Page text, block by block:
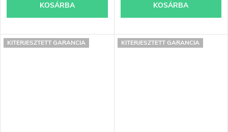
KOSÁRBA KOSÁRBA
KITERJESZTETT GARANCIA KITERJESZTETT GARANCIA